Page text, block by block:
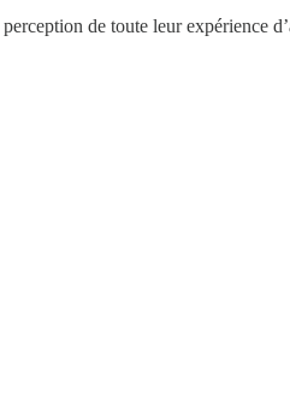
de toute leur expérience